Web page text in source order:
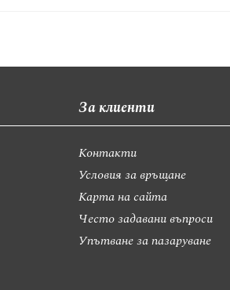
За клиенти
Контакти
Условия за връщане
Карта на сайта
Често задавани въпроси
Упътване за пазаруване